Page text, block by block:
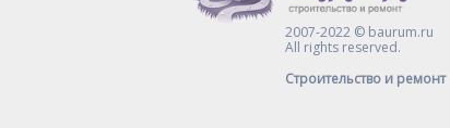
2007-2022 © baurum.ru
All rights reserved.
Строительство и ремонт